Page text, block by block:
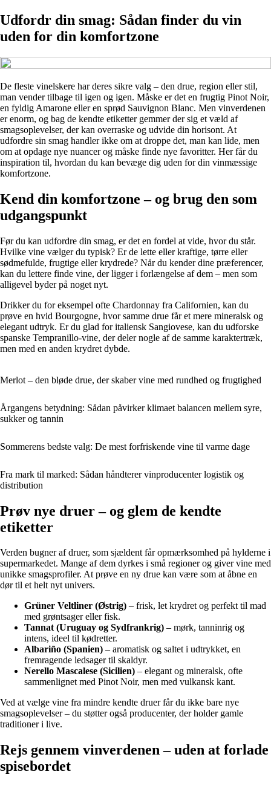
Udfordr din smag: Sådan finder du vin
uden for din komfortzone
De fleste vinelskere har deres sikre valg – den drue, region eller stil,
man vender tilbage til igen og igen. Måske er det en frugtig Pinot Noir,
en fyldig Amarone eller en sprød Sauvignon Blanc. Men vinverdenen
er enorm, og bag de kendte etiketter gemmer der sig et væld af
smagsoplevelser, der kan overraske og udvide din horisont. At
udfordre sin smag handler ikke om at droppe det, man kan lide, men
om at opdage nye nuancer og måske finde nye favoritter. Her får du
inspiration til, hvordan du kan bevæge dig uden for din vinmæssige
komfortzone.
Kend din komfortzone – og brug den som
udgangspunkt
Før du kan udfordre din smag, er det en fordel at vide, hvor du står.
Hvilke vine vælger du typisk? Er de lette eller kraftige, tørre eller
sødmefulde, frugtige eller krydrede? Når du kender dine præferencer,
kan du lettere finde vine, der ligger i forlængelse af dem – men som
alligevel byder på noget nyt.
Drikker du for eksempel ofte Chardonnay fra Californien, kan du
prøve en hvid Bourgogne, hvor samme drue får et mere mineralsk og
elegant udtryk. Er du glad for italiensk Sangiovese, kan du udforske
spanske Tempranillo-vine, der deler nogle af de samme karaktertræk,
men med en anden krydret dybde.
Merlot – den bløde drue, der skaber vine med rundhed og frugtighed
Årgangens betydning: Sådan påvirker klimaet balancen mellem syre,
sukker og tannin
Sommerens bedste valg: De mest forfriskende vine til varme dage
Fra mark til marked: Sådan håndterer vinproducenter logistik og
distribution
Prøv nye druer – og glem de kendte
etiketter
Verden bugner af druer, som sjældent får opmærksomhed på hylderne i
supermarkedet. Mange af dem dyrkes i små regioner og giver vine med
unikke smagsprofiler. At prøve en ny drue kan være som at åbne en
dør til et helt nyt univers.
Grüner Veltliner (Østrig) – frisk, let krydret og perfekt til mad
med grøntsager eller fisk.
Tannat (Uruguay og Sydfrankrig) – mørk, tanninrig og
intens, ideel til kødretter.
Albariño (Spanien) – aromatisk og saltet i udtrykket, en
fremragende ledsager til skaldyr.
Nerello Mascalese (Sicilien) – elegant og mineralsk, ofte
sammenlignet med Pinot Noir, men med vulkansk kant.
Ved at vælge vine fra mindre kendte druer får du ikke bare nye
smagsoplevelser – du støtter også producenter, der holder gamle
traditioner i live.
Rejs gennem vinverdenen – uden at forlade
spisebordet